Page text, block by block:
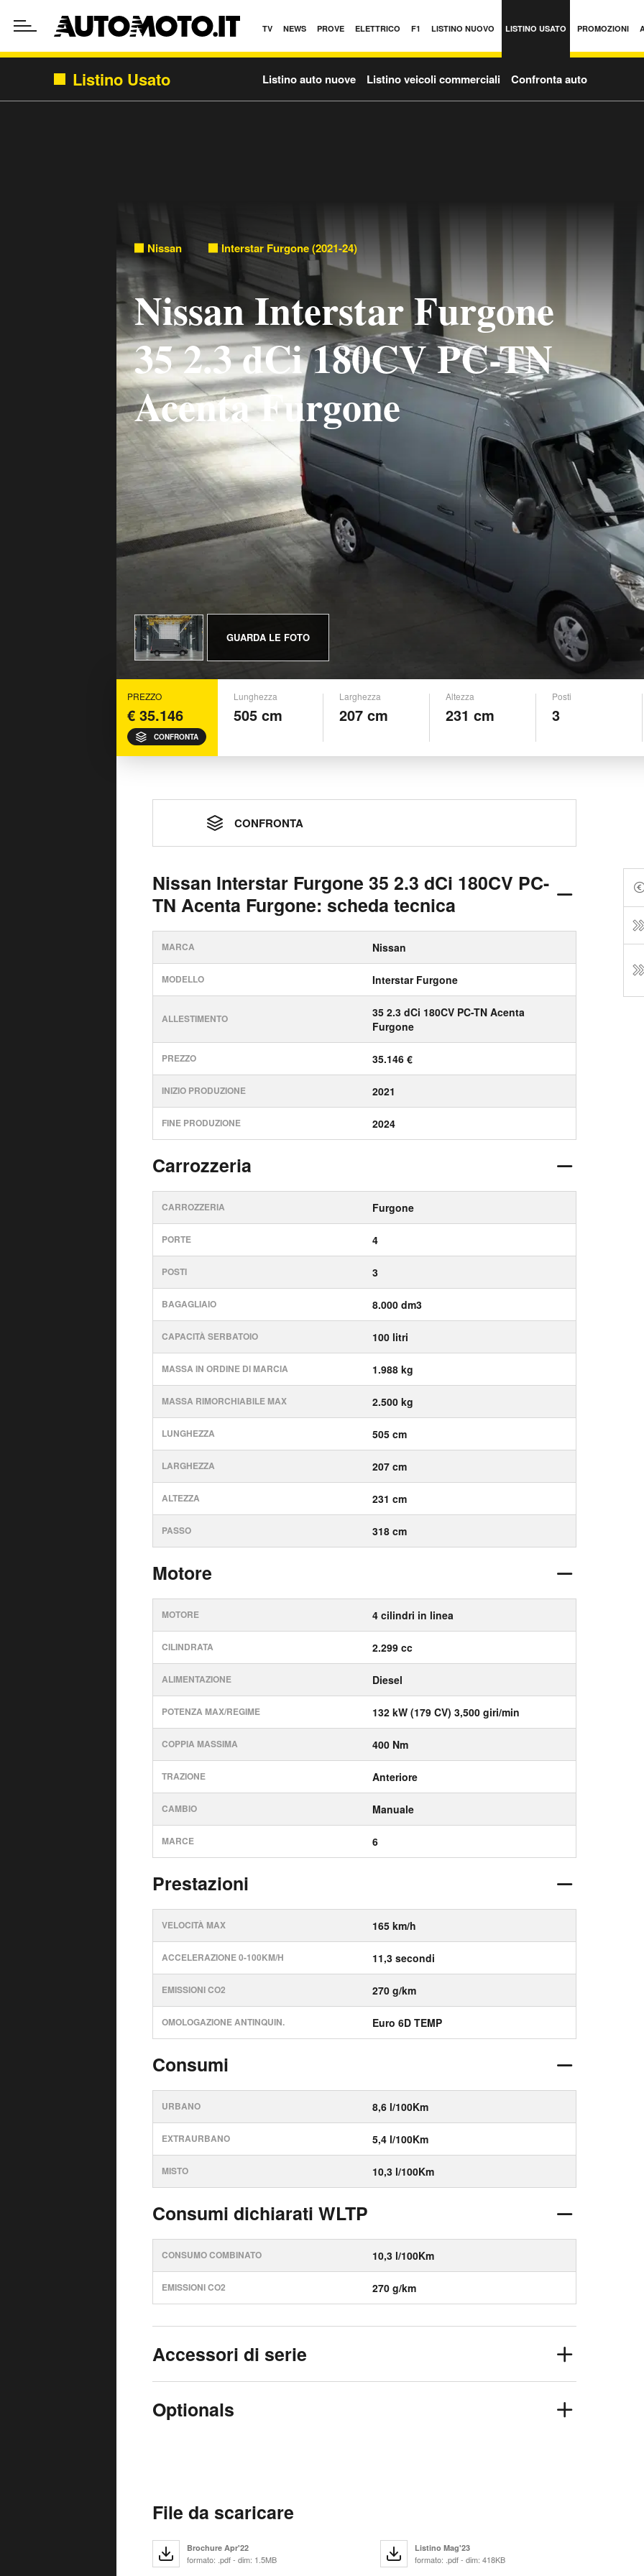
TV NEWS PROVE ELETTRICO F1 LISTINO NUOVO LISTINO USATO PROMOZIONI
Listino Usato Listino auto nuove Listino veicoli commerciali Confronta auto
Nissan Interstar Furgone (2021-24)
Nissan Interstar Furgone
35 2.3 dCi 180CV PC-TN
Acenta Furgone
GUARDA LE FOTO
PREZZO
€ 35.146
CONFRONTA
Lunghezza
505 cm
Larghezza
207 cm
Altezza
231 cm
Posti
3
CONFRONTA
Nissan Interstar Furgone 35 2.3 dCi 180CV PC-
TN Acenta Furgone: scheda tecnica
MARCA Nissan
MODELLO Interstar Furgone
ALLESTIMENTO
35 2.3 dCi 180CV PC-TN Acenta
Furgone
PREZZO 35.146 €
INIZIO PRODUZIONE 2021
FINE PRODUZIONE 2024
Carrozzeria
CARROZZERIA Furgone
PORTE 4
POSTI 3
BAGAGLIAIO 8.000 dm3
CAPACITÀ SERBATOIO 100 litri
MASSA IN ORDINE DI MARCIA 1.988 kg
MASSA RIMORCHIABILE MAX 2.500 kg
LUNGHEZZA 505 cm
LARGHEZZA 207 cm
ALTEZZA 231 cm
PASSO 318 cm
Motore
MOTORE 4 cilindri in linea
CILINDRATA 2.299 cc
ALIMENTAZIONE Diesel
POTENZA MAX/REGIME 132 kW (179 CV) 3,500 giri/min
COPPIA MASSIMA 400 Nm
TRAZIONE Anteriore
CAMBIO Manuale
MARCE 6
Prestazioni
VELOCITÀ MAX 165 km/h
ACCELERAZIONE 0-100KM/H 11,3 secondi
EMISSIONI CO2 270 g/km
OMOLOGAZIONE ANTINQUIN. Euro 6D TEMP
Consumi
URBANO 8,6 l/100Km
EXTRAURBANO 5,4 l/100Km
MISTO 10,3 l/100Km
Consumi dichiarati WLTP
CONSUMO COMBINATO 10,3 l/100Km
EMISSIONI CO2 270 g/km
Accessori di serie
Optionals
File da scaricare
Brochure Apr'22
formato: .pdf - dim: 1.5MB
Listino Mag'23
formato: .pdf - dim: 418KB